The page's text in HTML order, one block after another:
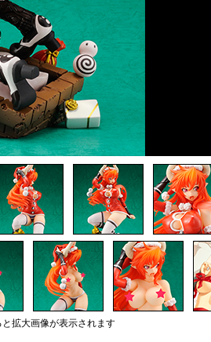
拡大画像が表示されます